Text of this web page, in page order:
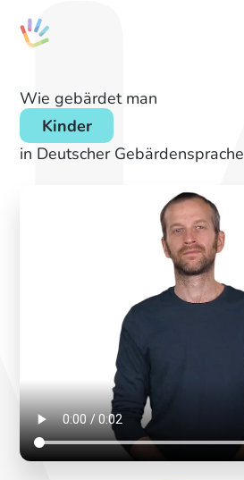
Wie gebärdet man
Kinder
in Deutscher Gebärdensprache